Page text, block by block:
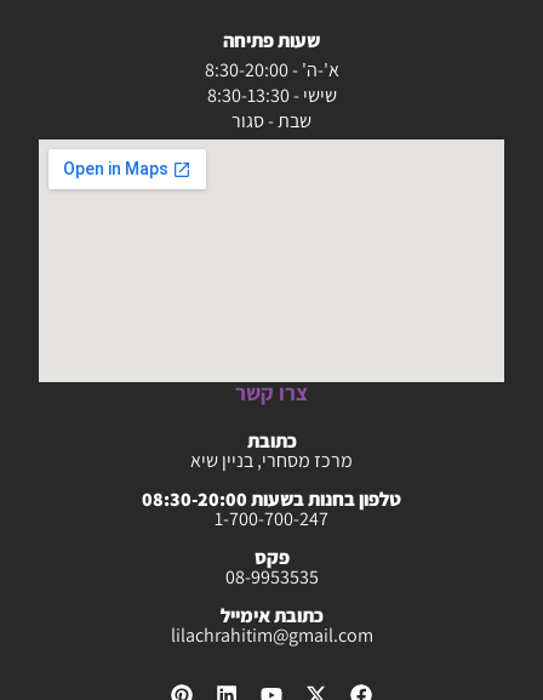
שעות פתיחה
א'-ה' - 8:30-20:00
שישי - 8:30-13:30
שבת - סגור
צרו קשר
כתובת
מרכז מסחרי, בניין שיא
טלפון בחנות בשעות 08:30-20:00
1-700-700-247
פקס
08-9953535
כתובת אימייל
lilachrahitim@gmail.com